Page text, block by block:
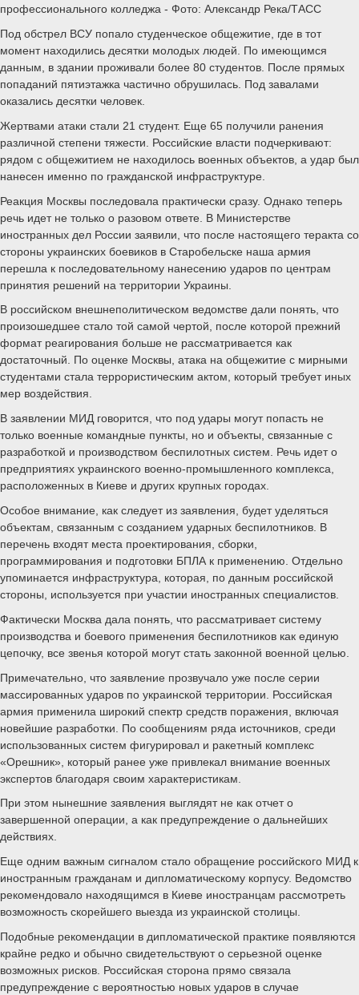
профессионального колледжа - Фото: Александр Река/ТАСС
Под обстрел ВСУ попало студенческое общежитие, где в тот
момент находились десятки молодых людей. По имеющимся
данным, в здании проживали более 80 студентов. После прямых
попаданий пятиэтажка частично обрушилась. Под завалами
оказались десятки человек.
Жертвами атаки стали 21 студент. Еще 65 получили ранения
различной степени тяжести. Российские власти подчеркивают:
рядом с общежитием не находилось военных объектов, а удар был
нанесен именно по гражданской инфраструктуре.
Реакция Москвы последовала практически сразу. Однако теперь
речь идет не только о разовом ответе. В Министерстве
иностранных дел России заявили, что после настоящего теракта со
стороны украинских боевиков в Старобельске наша армия
перешла к последовательному нанесению ударов по центрам
принятия решений на территории Украины.
В российском внешнеполитическом ведомстве дали понять, что
произошедшее стало той самой чертой, после которой прежний
формат реагирования больше не рассматривается как
достаточный. По оценке Москвы, атака на общежитие с мирными
студентами стала террористическим актом, который требует иных
мер воздействия.
В заявлении МИД говорится, что под удары могут попасть не
только военные командные пункты, но и объекты, связанные с
разработкой и производством беспилотных систем. Речь идет о
предприятиях украинского военно-промышленного комплекса,
расположенных в Киеве и других крупных городах.
Особое внимание, как следует из заявления, будет уделяться
объектам, связанным с созданием ударных беспилотников. В
перечень входят места проектирования, сборки,
программирования и подготовки БПЛА к применению. Отдельно
упоминается инфраструктура, которая, по данным российской
стороны, используется при участии иностранных специалистов.
Фактически Москва дала понять, что рассматривает систему
производства и боевого применения беспилотников как единую
цепочку, все звенья которой могут стать законной военной целью.
Примечательно, что заявление прозвучало уже после серии
массированных ударов по украинской территории. Российская
армия применила широкий спектр средств поражения, включая
новейшие разработки. По сообщениям ряда источников, среди
использованных систем фигурировал и ракетный комплекс
«Орешник», который ранее уже привлекал внимание военных
экспертов благодаря своим характеристикам.
При этом нынешние заявления выглядят не как отчет о
завершенной операции, а как предупреждение о дальнейших
действиях.
Еще одним важным сигналом стало обращение российского МИД к
иностранным гражданам и дипломатическому корпусу. Ведомство
рекомендовало находящимся в Киеве иностранцам рассмотреть
возможность скорейшего выезда из украинской столицы.
Подобные рекомендации в дипломатической практике появляются
крайне редко и обычно свидетельствуют о серьезной оценке
возможных рисков. Российская сторона прямо связала
предупреждение с вероятностью новых ударов в случае